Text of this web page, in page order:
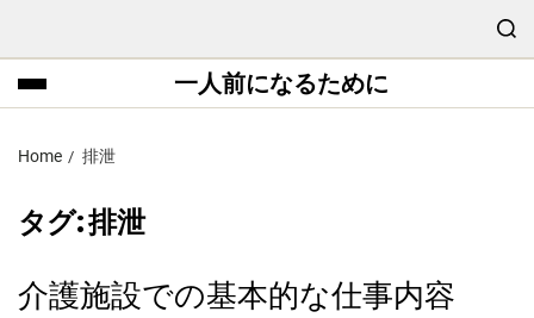
一人前になるために
Home 排泄
タグ:排泄
介護施設での基本的な仕事内容